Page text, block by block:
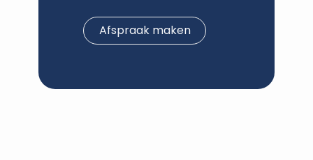
Afspraak maken